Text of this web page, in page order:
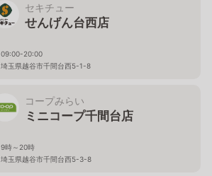
セキチュー
せんげん台西店
09:00-20:00
埼玉県越谷市千間台西5-1-8
コープみらい
ミニコープ千間台店
9時～20時
埼玉県越谷市千間台西5-3-8